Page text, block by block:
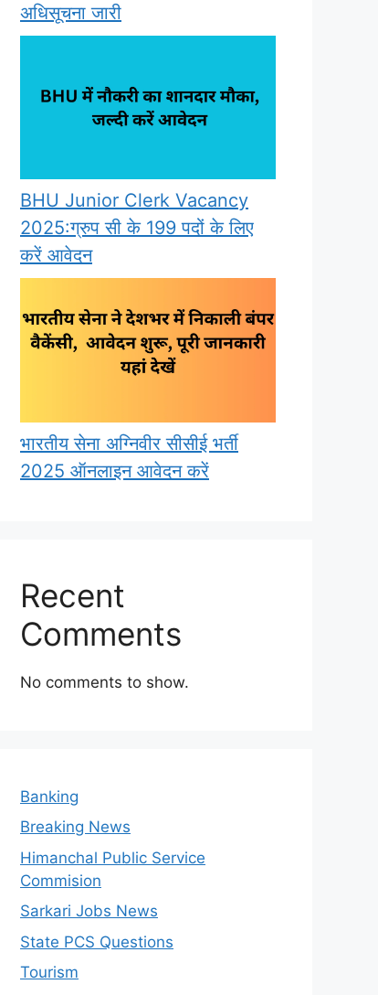
अधिसूचना जारी
BHU Junior Clerk Vacancy
2025:ग्रुप सी के 199 पदों के लिए
करें आवेदन
भारतीय सेना अग्निवीर सीसीई भर्ती
2025 ऑनलाइन आवेदन करें
Recent
Comments
No comments to show.
Banking
Breaking News
Himanchal Public Service
Commision
Sarkari Jobs News
State PCS Questions
Tourism